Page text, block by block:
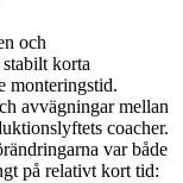
och
korta
monteringstid.
avvägningar mellan
coacher.
var både
på relativt kort tid: